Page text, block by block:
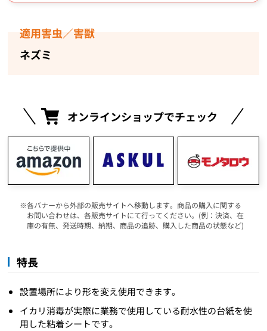
適用害虫／害獣
ネズミ
オンラインショップでチェック
各バナーから外部の販売サイトへ移動します。商品の購入に関する
お問い合わせは、各販売サイトにて行ってください。(例：決済、在
庫の有無、発送時期、納期、商品の追跡、購入した商品の状態など)
特長
設置場所により形を変え使用できます。
イカリ消毒が実際に業務で使用している耐水性の台紙を使
用した粘着シートです。